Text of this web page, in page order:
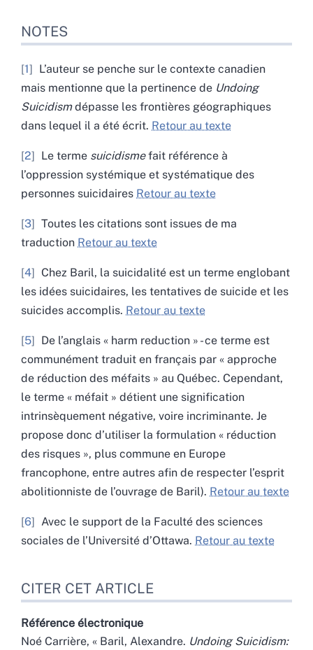
NOTES
1
L’auteur se penche sur le contexte canadien
mais mentionne que la pertinence de Undoing
Suicidismdépasse les frontières géographiques
dans lequel il a été écrit. Retour au texte
2 Le terme suicidismefait référence à
l’oppression systémique et systématique des
personnes suicidaires Retour au texte
3
Toutes les citations sont issues de ma
traduction Retour au texte
4
Chez Baril, la suicidalité est un terme englobant
les idées suicidaires, les tentatives de suicide et les
suicides accomplis. Retour au texte
5
De l’anglais « harm reduction » - ce terme est
communément traduit en français par « approche
de réduction des méfaits » au Québec. Cependant,
le terme « méfait » détient une signification
intrinsèquement négative, voire incriminante. Je
propose donc d’utiliser la formulation « réduction
des risques », plus commune en Europe
francophone, entre autres afin de respecter l’esprit
abolitionniste de l’ouvrage de Baril). Retour au texte
6
Avec le support de la Faculté des sciences
sociales de l’Université d’Ottawa. Retour au texte
CITER CET ARTICLE
Référence électronique
Noé Carrière, « Baril, Alexandre. Undoing Suicidism: